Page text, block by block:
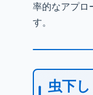
率的なアプロ
す。
虫下